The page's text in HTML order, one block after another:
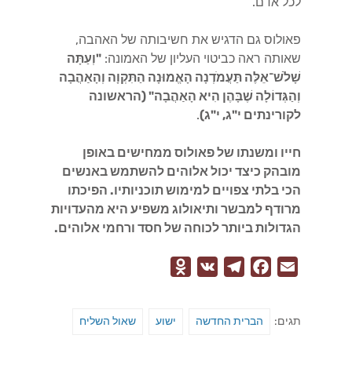
פאולוס גם הדגיש את חשיבותה של האהבה,
שאותה ראה כביטוי העליון של האמונה: "וְעַתָּה
שָׁלֹשׁ־אֵלֶּה תַּעֲמֹדְנָה הָאֱמוּנָה הַתִּקְוָה וְהָאַהֲבָה
וְהַגְּדוֹלָה שֶׁבָּהֶן הִיא הָאַהֲבָה" (הראשונה
לקורינתים י"ג, י"ג).
חייו ומשנתו של פאולוס ממחישים באופן
מובהק כיצד יכול אלוהים להשתמש באנשים
הכי בלתי צפויים למימוש תוכניותיו. הפיכתו
מרודף למבשר ותיאולוג משפיע היא מהעדויות
הגדולות ביותר לכוחה של חסד ורחמי אלוהים.
i
e
e
o
תגים: הברית החדשה ישוע שאול השליח